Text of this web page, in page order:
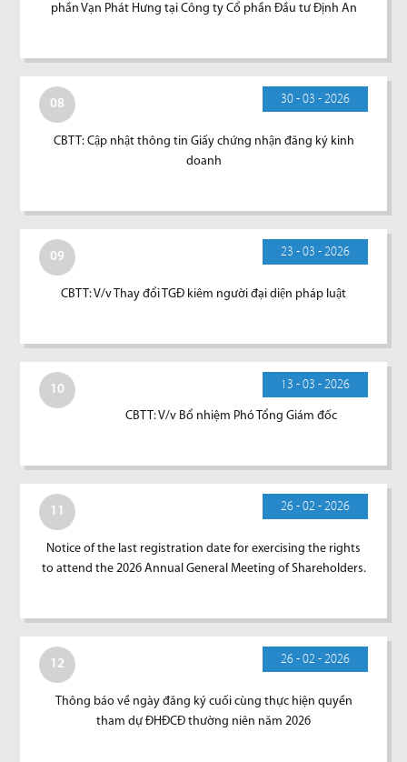
phần Vạn Phát Hưng tại Công ty Cổ phần Đầu tư Định An
08 30 - 03 - 2026
CBTT: Cập nhật thông tin Giấy chứng nhận đăng ký kinh
doanh
09 23 - 03 - 2026
CBTT: V/v Thay đổi TGĐ kiêm người đại diện pháp luật
10 13 - 03 - 2026
CBTT: V/v Bổ nhiệm Phó Tổng Giám đốc
11 26 - 02 - 2026
Notice of the last registration date for exercising the rights
to attend the 2026 Annual General Meeting of Shareholders.
12 26 - 02 - 2026
Thông báo về ngày đăng ký cuối cùng thực hiện quyền
tham dự ĐHĐCĐ thường niên năm 2026